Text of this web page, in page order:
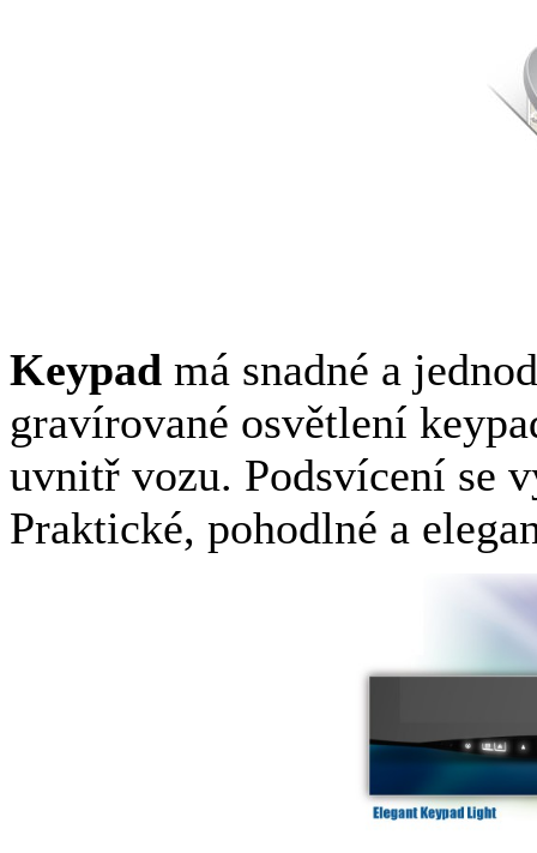
Keypad má snadné a
gravírované osvětlení
uvnitř vozu. Podsvícení se
Praktické, pohodlné a